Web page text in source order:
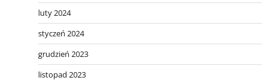
luty 2024
styczeń 2024
grudzień 2023
listopad 2023